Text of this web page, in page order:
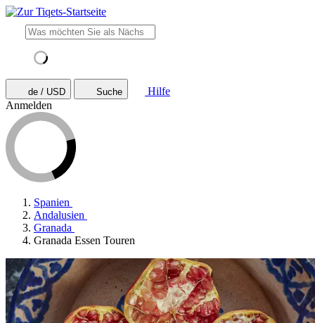
de / USD Suche
Hilfe
Anmelden
Spanien
Andalusien
Granada
Granada Essen Touren